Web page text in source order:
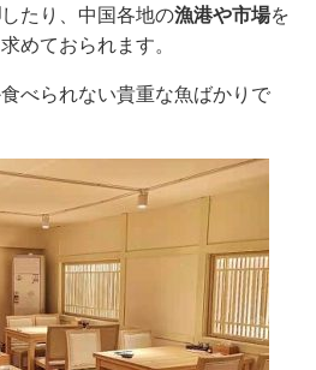
したり、中国各地の漁港や市場を
めておられます。
べられない貴重な魚ばかりで